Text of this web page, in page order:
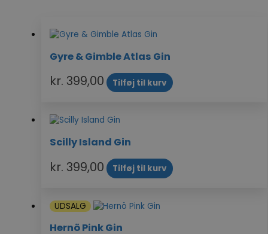
Gyre & Gimble Atlas Gin
kr. 399,00 Tilføj til kurv
Scilly Island Gin
kr. 399,00 Tilføj til kurv
UDSALG
Hernö Pink Gin